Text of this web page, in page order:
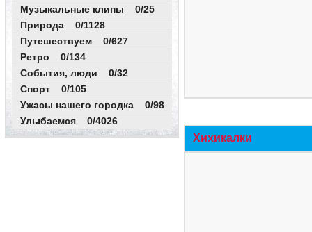
Музыкальные клипы 0/25
Природа 0/1128
Путешествуем 0/627
Ретро 0/134
События, люди 0/32
Спорт 0/105
Ужасы нашего городка 0/98
Улыбаемся 0/4026
Хихикалки